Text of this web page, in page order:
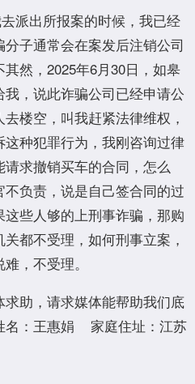
派出所报案的时候，我已经
子通常会在案发后注销公司
然，2025年6月30日，如皋
，说此诈骗公司已经申请公
楼空，叫我赶紧法律维权，
种犯罪行为，我刚咨询过律
求撤销买车的合同，怎么
负责，说是自己签合同的过
些人够的上刑事诈骗，那购
都不受理，如何刑事立案，
，不受理。
助，请求媒体能帮助我们底
名：王惠娟 家庭住址：江苏